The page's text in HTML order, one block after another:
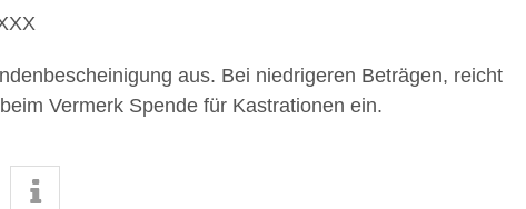
aus. Bei niedrigeren Beträgen, reicht
Vermerk Spende für Kastrationen ein.